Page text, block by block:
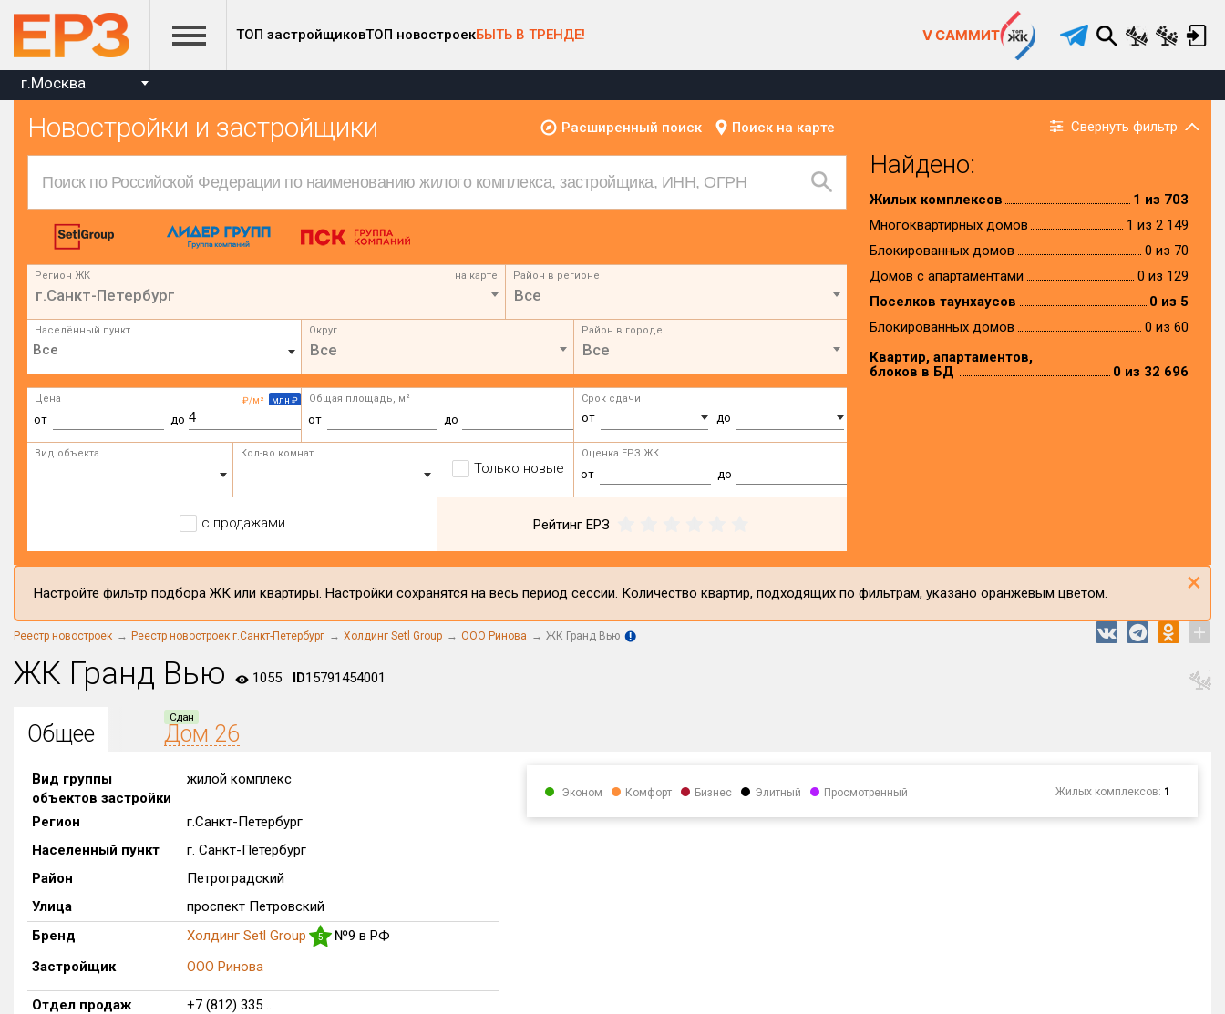
ТОП застройщиковТОП новостроекБЫТЬ В ТРЕНДЕ! V САММИТ
г.Москва
Новостройки и застройщики Расширенный поиск Поиск на карте Свернуть фильтр
Регион ЖК на карте
г.Санкт-Петербург
Район в регионе
Все
Населённый пункт Округ
Все
Район в городе
Все
₽/м² млн ₽
Цена
от до
Общая площадь, м²
от до
Срок сдачи
от до
Вид объекта Кол-во комнат
Только новые
Оценка ЕРЗ ЖК
от до
с продажами Рейтинг ЕРЗ
Найдено:
Жилых комплексов
1 из 703
Многоквартирных домов
1 из 2 149
Блокированных домов
0 из 70
Домов с апартаментами
0 из 129
Поселков таунхаусов
0 из 5
Блокированных домов
0 из 60
Квартир, апартаментов,
блоков в БД
0 из 32 696
Настройте фильтр подбора ЖК или квартиры. Настройки сохранятся на весь период сессии. Количество квартир, подходящих по фильтрам, указано оранжевым цветом. ×
Реестр новостроек Реестр новостроек г.Санкт-Петербург Холдинг Setl Group ООО Ринова ЖК Гранд Вью +
ЖК Гранд Вью 1055 ID15791454001
Общее
Сдан
Дом 26
Вид группы
объектов застройки
жилой комплекс
Регион
г.Санкт-Петербург
Населенный пункт
г. Санкт-Петербург
Район
Петроградский
Улица
проспект Петровский
Бренд
Холдинг Setl Group 5
№9 в РФ
Застройщик
ООО Ринова
Отдел продаж
+7 (812) 335 ...
Эконом Комфорт Бизнес Элитный Просмотренный Жилых комплексов: 1